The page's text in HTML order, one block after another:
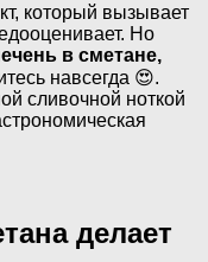
который вызывает
Но
в сметане,
навсегда 😍.
сливочной ноткой
делает